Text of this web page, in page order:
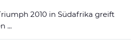
2010 in Südafrika greift
...